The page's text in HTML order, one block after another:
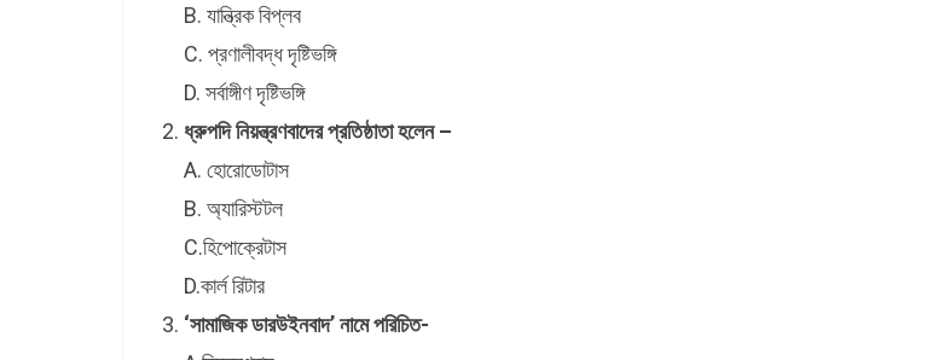
B. যান্ত্রিক বিপ্লব
C. প্রণালীবদ্ধ দৃষ্টিভঙ্গি
D. সর্বাঙ্গীণ দৃষ্টিভঙ্গি
ধ্রুপদি নিয়ন্ত্রণবাদের প্রতিষ্ঠাতা হলেন –
A. হোরোডোটাস
B. অ্যারিস্টটল
C.হিপোক্রেটাস
D.কার্ল রিটার
‘সামাজিক ডারউইনবাদ’ নামে পরিচিত-